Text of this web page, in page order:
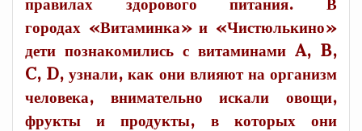
городах «Витаминка» и «Чистюлькино»
дети познакомились с витаминами A, B,
C, D, узнали, как они влияют на организм
человека, внимательно искали овощи,
фрукты и продукты, в которых они